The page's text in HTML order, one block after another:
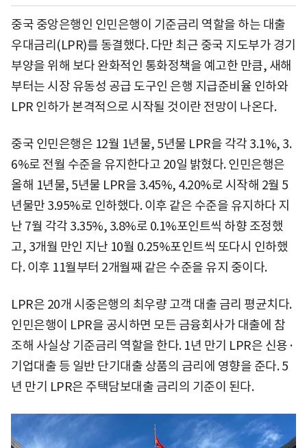
중국 중앙은행인 인민은행이 기준금리 역할을 하는 대출
우대금리(LPR)를 동결했다. 다만 최근 중국 지도부가 경기
부양을 위해 보다 완화적인 통화정책을 예고한 만큼, 새해
부터는 시장 유동성 공급 도구인 은행 지급준비율 인하와
LPR 인하가 본격적으로 시작될 것이란 전망이 나온다.
중국 인민은행은 12월 1년물, 5년물 LPR을 각각 3.1%, 3.
6%로 전월 수준을 유지한다고 20일 밝혔다. 인민은행은
올해 1년물, 5년물 LPR을 3.45%, 4.20%로 시작해 2월 5
년물만 3.95%로 인하했다. 이후 같은 수준을 유지하다 지
난 7월 각각 3.35%, 3.8%로 0.1%포인트씩 하향 조정했
고, 3개월 만인 지난 10월 0.25%포인트씩 또다시 인하했
다. 이후 11월부터 2개월째 같은 수준을 유지 중이다.
LPR은 20개 시중은행의 최우량 고객 대출 금리 평균치다.
인민은행이 LPR을 공시하면 모든 금융회사가 대출에 참
조해 사실상 기준금리 역할을 한다. 1년 만기 LPR은 신용·
기업대출 등 일반 단기대출 상품의 금리에 영향을 준다. 5
년 만기 LPR은 주택담보대출 금리의 기준이 된다.